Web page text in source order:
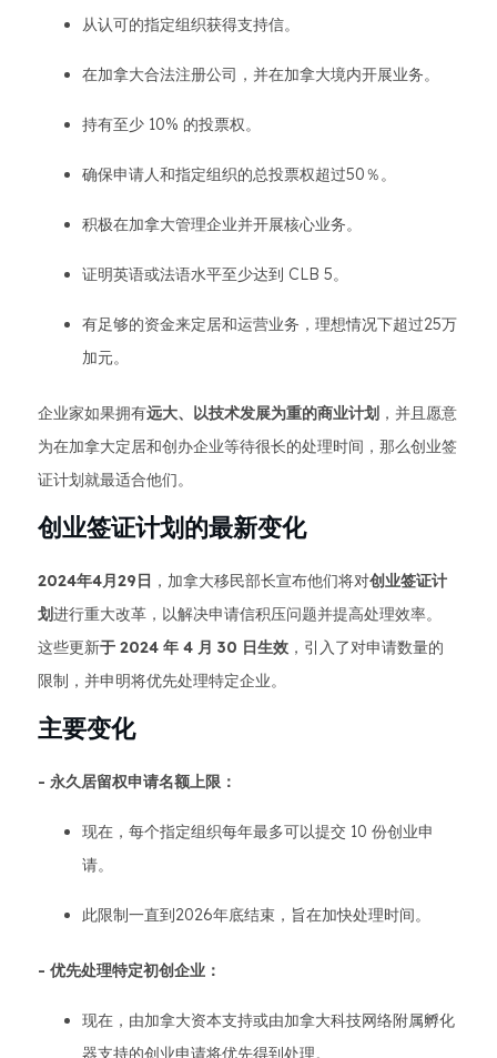
从认可的指定组织获得支持信。
在加拿大合法注册公司，并在加拿大境内开展业务。
持有至少 10% 的投票权。
确保申请人和指定组织的总投票权超过50％。
积极在加拿大管理企业并开展核心业务。
证明英语或法语水平至少达到 CLB 5。
有足够的资金来定居和运营业务，理想情况下超过25万
加元。
企业家如果拥有远大、以技术发展为重的商业计划 ，并且愿意
为在加拿大定居和创办企业等待很长的处理时间，那么创业签
证计划就最适合他们。
创业签证计划的最新变化
2024年4月29日 ，加拿大移民部长宣布他们将对创业签证计
划进行重大改革，以解决申请信积压问题并提高处理效率。
这些更新于 2024 年 4 月 30 日生效 ，引入了对申请数量的
限制，并申明将优先处理特定企业。
主要变化
- 永久居留权申请名额上限：
现在，每个指定组织每年最多可以提交 10 份创业申
请。
此限制一直到2026年底结束，旨在加快处理时间。
- 优先处理特定初创企业：
现在，由加拿大资本支持或由加拿大科技网络附属孵化
器支持的创业申请将优先得到处理。